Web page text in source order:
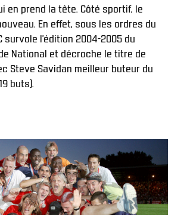
en prend la tête. Côté sportif, le
En effet, sous les ordres du
survole l’édition 2004-2005 du
National et décroche le titre de
Steve Savidan meilleur buteur du
buts).